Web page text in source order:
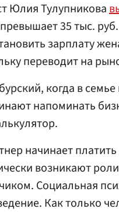
Юлия Тулупникова
35 тыс.
зарплату
переводит на
когда в
напоминать
начинает
возникают
Социальная
Как только